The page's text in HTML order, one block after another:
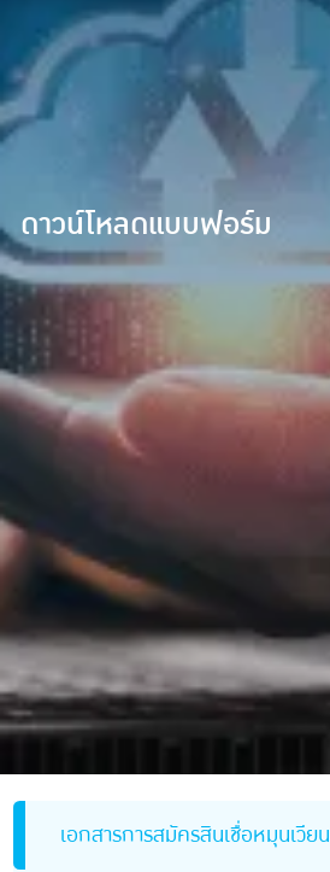
ดาวน์โหลดแบบฟอร์ม
เอกสารการสมัครสินเชื่อหมุนเวียน